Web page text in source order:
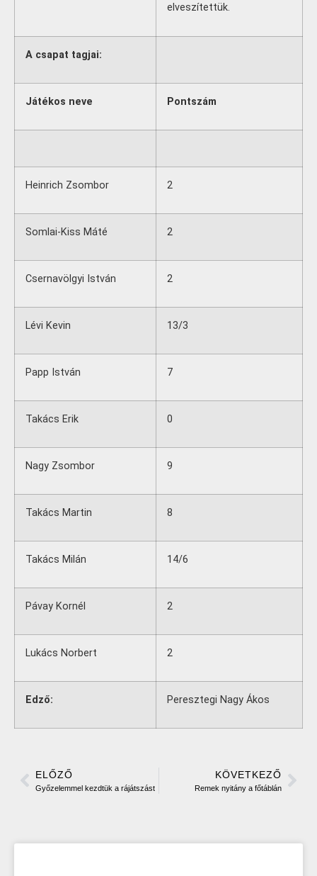
elveszítettük.
A csapat tagjai:
Játékos neve Pontszám
Heinrich Zsombor 2
Somlai-Kiss Máté 2
Csernavölgyi István 2
Lévi Kevin 13/3
Papp István 7
Takács Erik 0
Nagy Zsombor 9
Takács Martin 8
Takács Milán 14/6
Pávay Kornél 2
Lukács Norbert 2
Edző: Peresztegi Nagy Ákos
ELŐZŐ
Győzelemmel kezdtük a rájátszást
KÖVETKEZŐ
Remek nyitány a főtáblán